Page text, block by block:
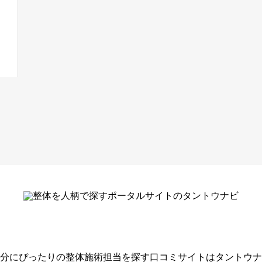
にぴったりの整体施術担当を探す口コミサイトはタントウ